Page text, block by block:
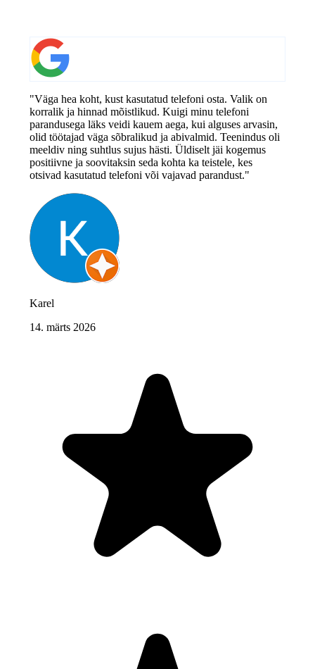
"Väga hea koht, kust kasutatud telefoni osta. Valik on
korralik ja hinnad mõistlikud. Kuigi minu telefoni
parandusega läks veidi kauem aega, kui alguses arvasin,
olid töötajad väga sõbralikud ja abivalmid. Teenindus oli
meeldiv ning suhtlus sujus hästi. Üldiselt jäi kogemus
positiivne ja soovitaksin seda kohta ka teistele, kes
otsivad kasutatud telefoni või vajavad parandust."
Karel
14. märts 2026